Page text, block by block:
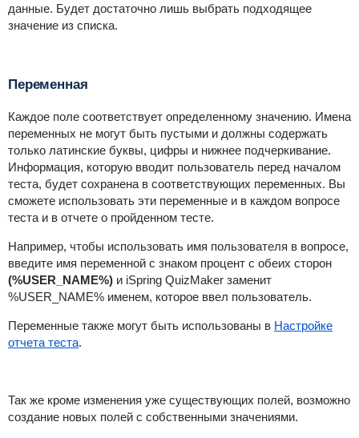
данные. Будет достаточно лишь выбрать подходящее
значение из списка.
Переменная
Каждое поле соответствует определенному значению. Имена
переменных не могут быть пустыми и должны содержать
только латинские буквы, цифры и нижнее подчеркивание.
Информация, которую вводит пользователь перед началом
теста, будет сохранена в соответствующих переменных. Вы
сможете использовать эти переменные и в каждом вопросе
теста и в отчете о пройденном тесте.
Например, чтобы использовать имя пользователя в вопросе,
введите имя переменной с знаком процент с обеих сторон
(%USER_NAME%)и iSpring QuizMakerзаменит
%USER_NAME% именем, которое ввел пользователь.
Переменные также могут быть использованы в Настройке
отчета теста.
Так же кроме изменения уже существующих полей, возможно
создание новых полей с собственными значениями.